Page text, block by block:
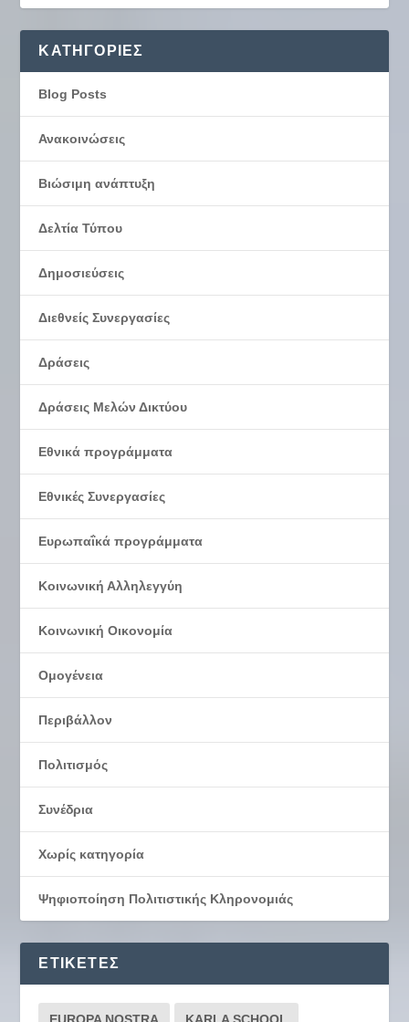
KΑΤΗΓΟΡΊΕΣ
Blog Posts
Ανακοινώσεις
Βιώσιμη ανάπτυξη
Δελτία Τύπου
Δημοσιεύσεις
Διεθνείς Συνεργασίες
Δράσεις
Δράσεις Μελών Δικτύου
Εθνικά προγράμματα
Εθνικές Συνεργασίες
Ευρωπαΐκά προγράμματα
Κοινωνική Αλληλεγγύη
Κοινωνική Οικονομία
Ομογένεια
Περιβάλλον
Πολιτισμός
Συνέδρια
Χωρίς κατηγορία
Ψηφιοποίηση Πολιτιστικής Κληρονομιάς
ΕΤΙΚΈΤΕΣ
EUROPA NOSTRA KARLA SCHOOL